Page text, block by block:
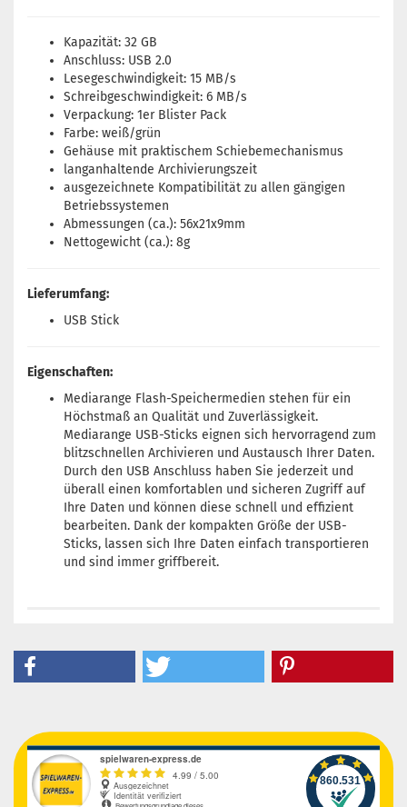
Kapazität: 32 GB
Anschluss: USB 2.0
Lesegeschwindigkeit: 15 MB/s
Schreibgeschwindigkeit: 6 MB/s
Verpackung: 1er Blister Pack
Farbe: weiß/grün
Gehäuse mit praktischem Schiebemechanismus
langanhaltende Archivierungszeit
ausgezeichnete Kompatibilität zu allen gängigen
Betriebssystemen
Abmessungen (ca.): 56x21x9mm
Nettogewicht (ca.): 8g
Lieferumfang:
USB Stick
Eigenschaften:
Mediarange Flash-Speichermedien stehen für ein
Höchstmaß an Qualität und Zuverlässigkeit.
Mediarange USB-Sticks eignen sich hervorragend zum
blitzschnellen Archivieren und Austausch Ihrer Daten.
Durch den USB Anschluss haben Sie jederzeit und
überall einen komfortablen und sicheren Zugriff auf
Ihre Daten und können diese schnell und effizient
bearbeiten. Dank der kompakten Größe der USB-
Sticks, lassen sich Ihre Daten einfach transportieren
und sind immer griffbereit.